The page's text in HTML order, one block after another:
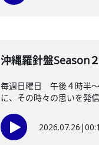
沖縄羅針盤Season
毎週日曜日 午後４時半
に、その時々の思いを発
2026.07.26 |